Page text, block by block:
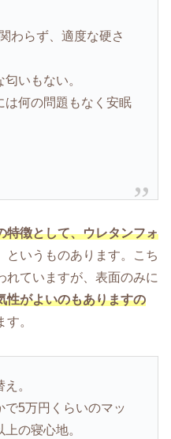
わらず、適度な硬さ
いもない。
は何の問題もなく安眠
特徴として、ウレタンフォ
というものあります。こち
れていますが、表面のみに
性がよいのもありますの
す。
。
5万円くらいのマッ
の寝心地。